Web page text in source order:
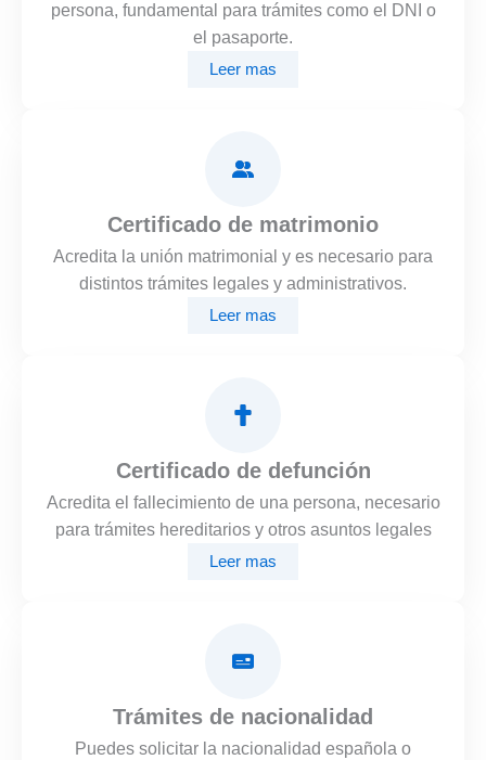
persona, fundamental para trámites como el DNI o
el pasaporte.
Leer mas
Certificado de matrimonio
Acredita la unión matrimonial y es necesario para
distintos trámites legales y administrativos.
Leer mas
Certificado de defunción
Acredita el fallecimiento de una persona, necesario
para trámites hereditarios y otros asuntos legales
Leer mas
Trámites de nacionalidad
Puedes solicitar la nacionalidad española o